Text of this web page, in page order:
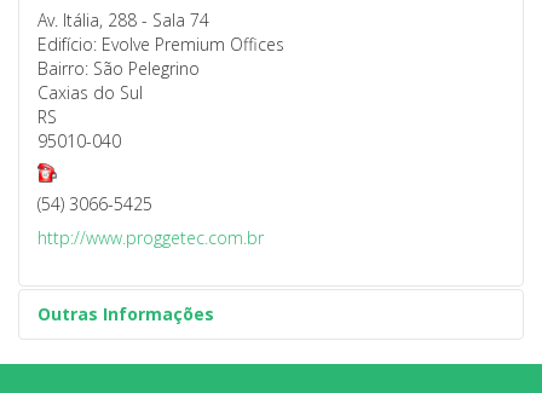
Av. Itália, 288 - Sala 74
Edifício: Evolve Premium Offices
Bairro: São Pelegrino
Caxias do Sul
RS
95010-040
(54) 3066-5425
http://www.proggetec.com.br
Outras Informações